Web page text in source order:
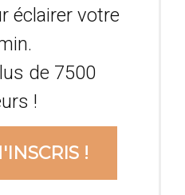
éclairer votre
de 7500
!
!